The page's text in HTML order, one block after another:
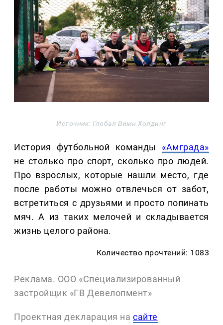
Источник: Глобал Вижн Холдинг
История футбольной команды «Амграда»
не столько про спорт, сколько про людей.
Про взрослых, которые нашли место, где
после работы можно отвлечься от забот,
встретиться с друзьями и просто попинать
мяч. А из таких мелочей и складывается
жизнь целого района.
Количество прочтений: 1083
Реклама. ООО «Специализированный
застройщик «ГВ Девелопмент»
Проектная декларация на сайте